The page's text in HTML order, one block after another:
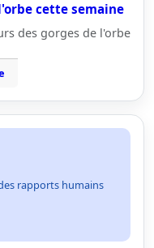
cette semaine
des gorges de l'orbe
rapports humains